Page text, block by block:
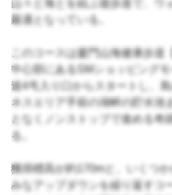
山々と海とを結ぶ遊歩道で、ウ
最適となっている。
このコースは廈門山海健康歩道
中心部にあるSMショッピング
道4号入り口からスタートし、
ネスエリア手前の湖畔の貯水池
となくノンストップで進める奇
る。
獲得標高が約170mと、いくつ
みなアップダウンを繰り返すコ